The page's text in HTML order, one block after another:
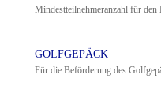
Mindestteilnehmeranzahl für
GOLFGEPÄCK
Für die Beförderung des